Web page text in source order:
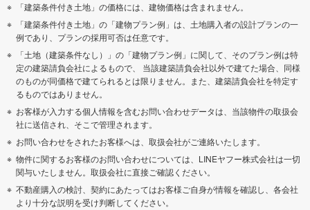
「建築条件付き土地」の価格には、建物価格は含まれません。
「建築条件付き土地」の「建物プラン例」は、土地購入者の設計プランの一
例であり、プランの採用可否は任意です。
「土地（建築条件なし）」の「建物プラン例」に関して、そのプラン例は特
定の建築請負会社によるもので、 当該建築請負会社以外で建てた場合、同様
のものが同価格で建てられるとは限りません。また、建築請負会社を特定す
るものではありません。
お客様が入力する個人情報を含むお問い合わせデータは、当該物件の取扱会
社に送信され、そこで管理されます。
お問い合わせをされたお客様へは、取扱会社がご連絡いたします。
物件に関するお客様のお問い合わせについては、LINEヤフー株式会社は一切
関与いたしません。取扱会社に直接ご確認ください。
不動産購入の検討、契約にあたってはお客様ご自身が情報を確認し、各会社
より十分な説明を受け判断してください。